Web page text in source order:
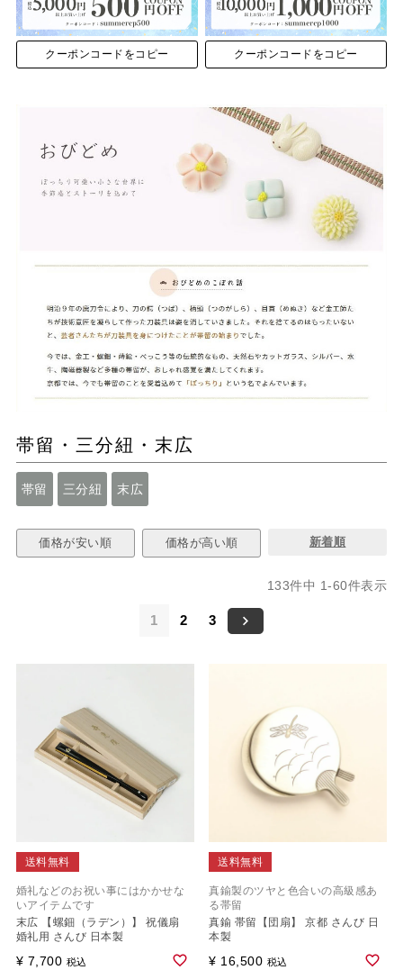
クーポンコードをコピー クーポンコードをコピー
帯留・三分紐・末広
帯留 三分紐 末広
価格が安い順 価格が高い順 新着順
133件中 1-60件表示
1 2 3
送料無料
婚礼などのお祝い事にはかかせな
いアイテムです
末広 【螺鈿（ラデン）】 祝儀扇
婚礼用 さんび 日本製
¥ 7,700 税込
送料無料
真鍮製のツヤと色合いの高級感あ
る帯留
真鍮 帯留【団扇】 京都 さんび 日
本製
¥ 16,500 税込